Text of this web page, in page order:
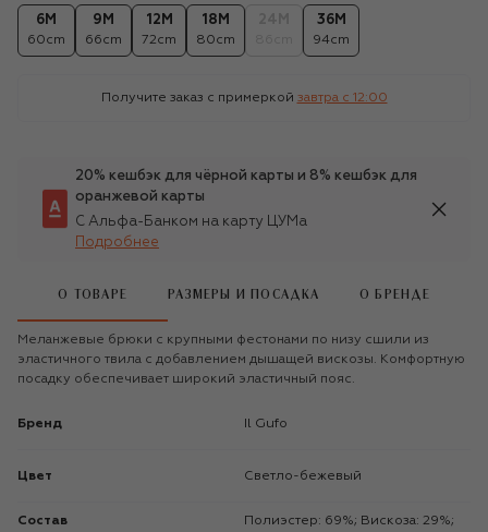
6M
60cm
9M
66cm
12M
72cm
18M
80cm
36M
94cm
Получите заказ с примеркой завтра c 12:00
20% кешбэк для чёрной карты и 8% кешбэк для
оранжевой карты
С Альфа-Банком на карту ЦУМа
Подробнее
О ТОВАРЕ РАЗМЕРЫ И ПОСАДКА О БРЕНДЕ
Меланжевые брюки с крупными фестонами по низу сшили из
эластичного твила с добавлением дышащей вискозы. Комфортную
посадку обеспечивает широкий эластичный пояс.
Бренд Il Gufo
Цвет Светло-бежевый
Состав
Полиэстер: 69%; Вискоза: 29%;